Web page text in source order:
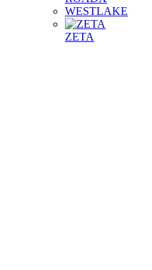
WESTLAKE
ZETA